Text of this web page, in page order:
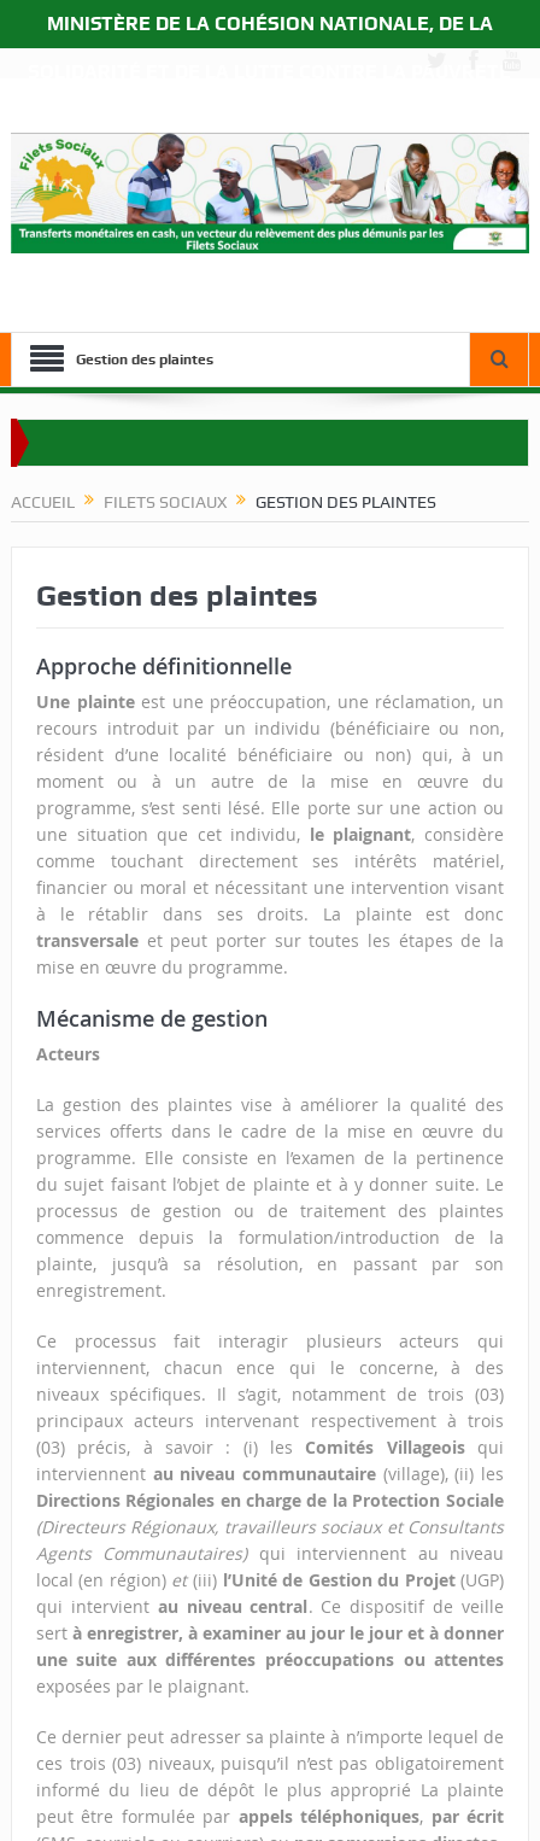
MINISTÈRE DE LA COHÉSION NATIONALE, DE LA
Gestion des plaintes
ACCUEIL FILETS SOCIAUX GESTION DES PLAINTES
Gestion des plaintes
Approche définitionnelle
Une plainteest une préoccupation, une réclamation, un
recours introduit par un individu (bénéficiaire ou non,
résident d’une localité bénéficiaire ou non) qui, à un
moment ou à un autre de la mise en œuvre du
programme, s’est senti lésé. Elle porte sur une action ou
une situation que cet individu, le plaignant, considère
comme touchant directement ses intérêts matériel,
financier ou moral et nécessitant une intervention visant
à le rétablir dans ses droits. La plainte est donc
transversaleet peut porter sur toutes les étapes de la
mise en œuvre du programme.
Mécanisme de gestion
Acteurs
La gestion des plaintes vise à améliorer la qualité des
services offerts dans le cadre de la mise en œuvre du
programme. Elle consiste en l’examen de la pertinence
du sujet faisant l’objet de plainte et à y donner suite. Le
processus de gestion ou de traitement des plaintes
commence depuis la formulation/introduction de la
plainte, jusqu’à sa résolution, en passant par son
enregistrement.
Ce processus fait interagir plusieurs acteurs qui
interviennent, chacun ence qui le concerne, à des
niveaux spécifiques. Il s’agit, notamment de trois (03)
principaux acteurs intervenant respectivement à trois
(03) précis, à savoir : (i) les Comités Villageois qui
interviennentau niveau communautaire (village), (ii) les
Directions Régionales en charge de la Protection Sociale
(Directeurs Régionaux, travailleurs sociaux et Consultants
Agents Communautaires)qui interviennent au niveau
local (en région)et (iii) l’Unité de Gestion du Projet(UGP)
qui intervientau niveau central. Ce dispositif de veille
sert à enregistrer, à examiner au jour le jour et à donner
une suite aux différentes préoccupations ou attentes
exposées par le plaignant.
Ce dernier peut adresser sa plainte à n’importe lequel de
ces trois (03) niveaux, puisqu’il n’est pas obligatoirement
informé du lieu de dépôt le plus approprié La plainte
peut être formulée par appels téléphoniques, par écrit